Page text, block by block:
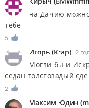
на Дачию
тебе
5
Игорь (Krap) 2
Могли бы и
седан толстозадый
2
Максим Юдин (